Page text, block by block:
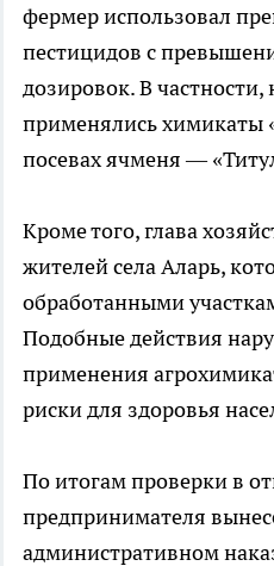
фермер использовал
пестицидов с
дозировок. В
применялись химикаты
посевах ячменя —
Кроме того, глава
жителей села Аларь,
обработанными
Подобные действия
применения
риски для здоровья
По итогам проверки в
предпринимателя
административном